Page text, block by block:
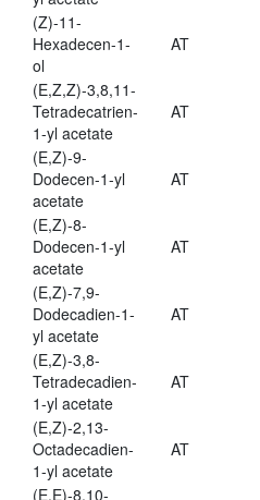
(Z)-11-
Hexadecen-1-
ol
AT
(E,Z,Z)-3,8,11-
Tetradecatrien-
1-yl acetate
AT
(E,Z)-9-
Dodecen-1-yl
acetate
AT
(E,Z)-8-
Dodecen-1-yl
acetate
AT
(E,Z)-7,9-
Dodecadien-1-
yl acetate
AT
(E,Z)-3,8-
Tetradecadien-
1-yl acetate
AT
(E,Z)-2,13-
Octadecadien-
1-yl acetate
AT
(E,E)-8,10-